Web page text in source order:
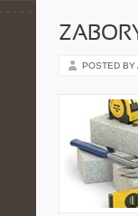
POSTED BY